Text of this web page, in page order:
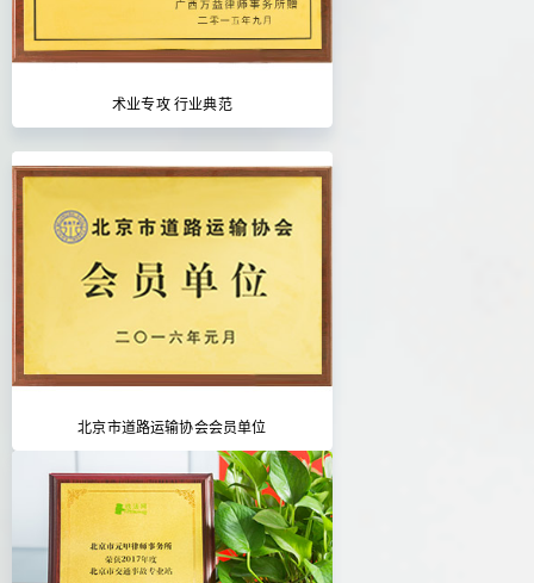
术业专攻 行业典范
北京市道路运输协会会员单位